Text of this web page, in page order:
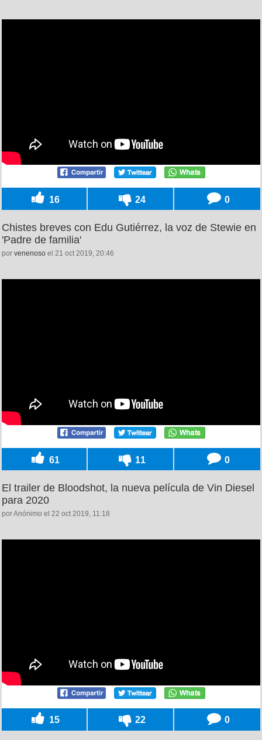
16 24 0
Chistes breves con Edu Gutiérrez, la voz de Stewie en
'Padre de familia'
por venenoso el 21 oct 2019, 20:46
61 11 0
El trailer de Bloodshot, la nueva película de Vin Diesel
para 2020
por Anónimo el 22 oct 2019, 11:18
15 22 0